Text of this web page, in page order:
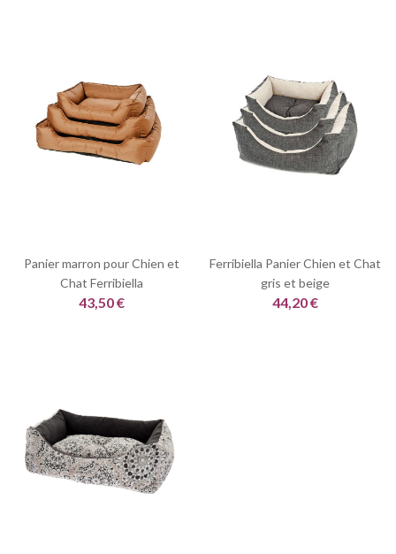
Panier marron pour Chien et
Chat Ferribiella
43,50 €
Ferribiella Panier Chien et Chat
gris et beige
44,20 €